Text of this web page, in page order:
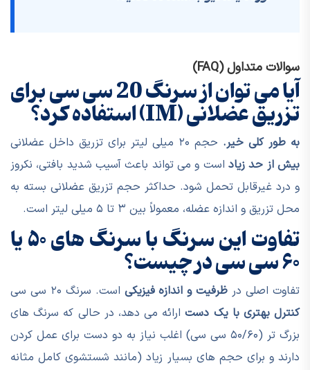
سوالات متداول (FAQ)
آیا می توان از سرنگ 20 سی سی برای
تزریق عضلانی (IM) استفاده کرد؟
به طور کلی خیر. حجم ۲۰ میلی لیتر برای تزریق داخل عضلانی
بیش از حد زیاد است و می تواند باعث آسیب شدید بافتی، نکروز
و درد غیرقابل تحمل شود. حداکثر حجم تزریق عضلانی بسته به
محل تزریق و اندازه عضله، معمولاً بین ۳ تا ۵ میلی لیتر است.
تفاوت این سرنگ با سرنگ های ۵۰ یا
۶۰ سی سی در چیست؟
تفاوت اصلی در ظرفیت و اندازه فیزیکی است. سرنگ ۲۰ سی سی
کنترل بهتری با یک دستارائه می دهد، در حالی که سرنگ های
بزرگ تر (۵۰/۶۰ سی سی) اغلب نیاز به دو دست برای عمل کردن
دارند و برای حجم های بسیار زیاد (مانند شستشوی کامل مثانه